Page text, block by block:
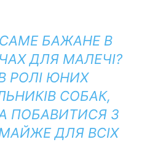
БАЖАНЕ В
ДЛЯ МАЛЕЧІ?
РОЛІ ЮНИХ
СОБАК,
ПОБАВИТИСЯ З
ДЛЯ ВСІХ